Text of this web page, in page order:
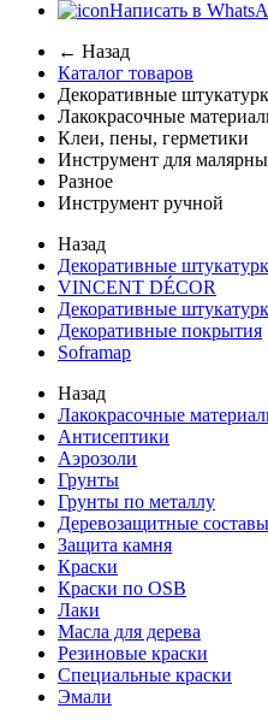
Написать в
← Назад
Каталог товаров
Декоративные
Лакокрасочные
Клеи, пены, герметики
Инструмент для
Разное
Инструмент ручной
Назад
Декоративные
VINCENT DÉCOR
Декоративные
Декоративные покрытия
Soframap
Назад
Лакокрасочные
Антисептики
Аэрозоли
Грунты
Грунты по металлу
Деревозащитные составы
Защита камня
Краски
Краски по OSB
Лаки
Масла для дерева
Резиновые краски
Специальные краски
Эмали